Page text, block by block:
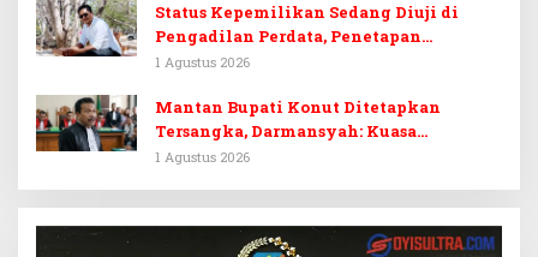
Status Kepemilikan Sedang Diuji di
Pengadilan Perdata, Penetapan
Tersangka Dr. Ruksamin Dinilai
1 Agustus 2026
Mantan Bupati Konut Ditetapkan
Tersangka, Darmansyah: Kuasa
Hukumnya Diduga Kebingungan
1 Agustus 2026